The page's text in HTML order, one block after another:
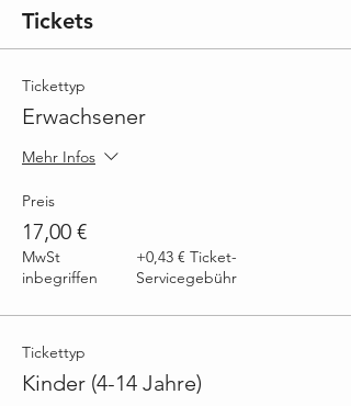
Tickets
Tickettyp
Erwachsener
Mehr Infos
Preis
17,00 €
MwSt
inbegriffen
+0,43 € Ticket-
Servicegebühr
Tickettyp
Kinder (4-14 Jahre)